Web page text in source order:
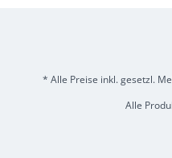
* Alle Preise inkl. gesetzl.
Alle